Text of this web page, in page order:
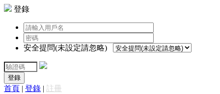
登錄
安全提問(未設定請忽略)
登錄
首頁 | 登錄 | 註冊